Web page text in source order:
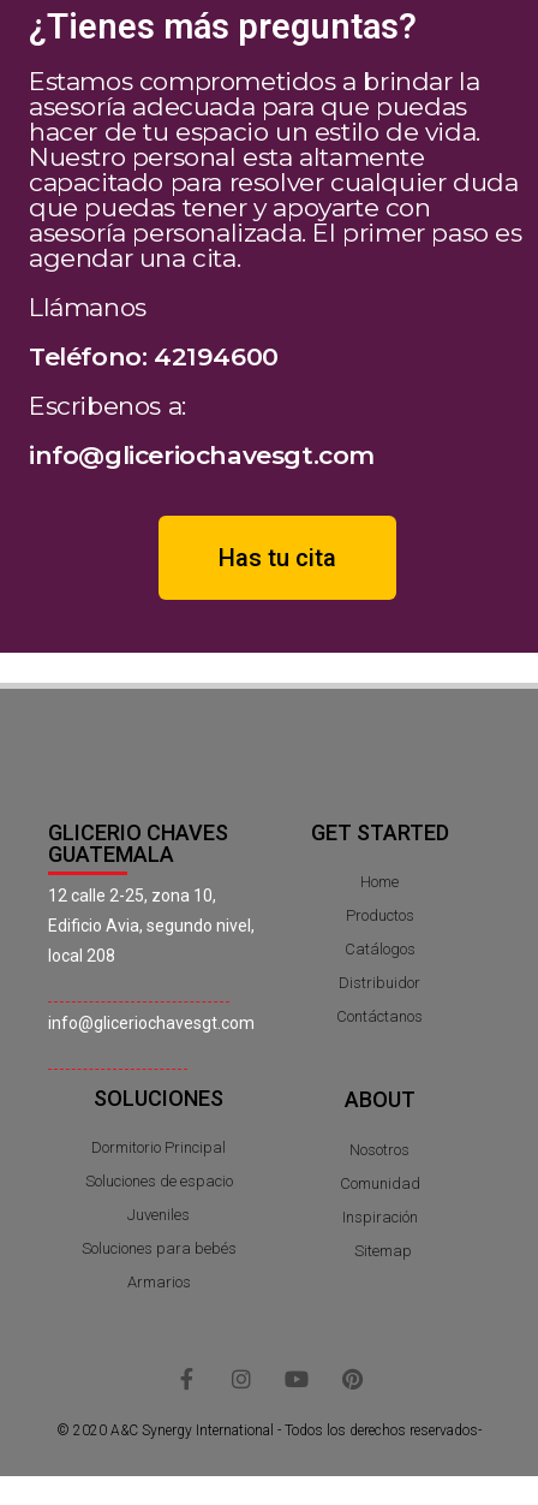
¿Tienes más preguntas?
Estamos comprometidos a brindar la
asesoría adecuada para que puedas
hacer de tu espacio un estilo de vida.
Nuestro personal esta altamente
capacitado para resolver cualquier duda
que puedas tener y apoyarte con
asesoría personalizada. El primer paso es
agendar una cita.
Llámanos
Teléfono: 42194600
Escribenos a:
info@gliceriochavesgt.com
Has tu cita
GLICERIO CHAVES
GUATEMALA
12 calle 2-25, zona 10,
Edificio Avia, segundo nivel,
local 208
info@gliceriochavesgt.com
GET STARTED
Home
Productos
Catálogos
Distribuidor
Contáctanos
SOLUCIONES
Dormitorio Principal
Soluciones de espacio
Juveniles
Soluciones para bebés
Armarios
ABOUT
Nosotros
Comunidad
Inspiración
Sitemap
© 2020 A&C Synergy International - Todos los derechos reservados-